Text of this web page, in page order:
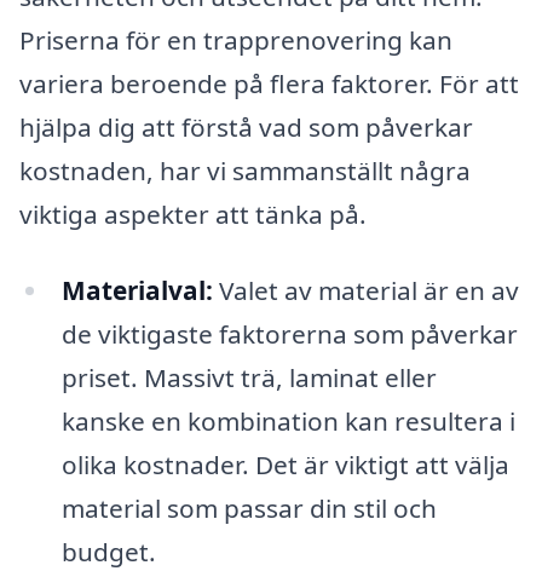
Priserna för en trapprenovering kan
variera beroende på flera faktorer. För att
hjälpa dig att förstå vad som påverkar
kostnaden, har vi sammanställt några
viktiga aspekter att tänka på.
Materialval: Valet av material är en av
de viktigaste faktorerna som påverkar
priset. Massivt trä, laminat eller
kanske en kombination kan resultera i
olika kostnader. Det är viktigt att välja
material som passar din stil och
budget.